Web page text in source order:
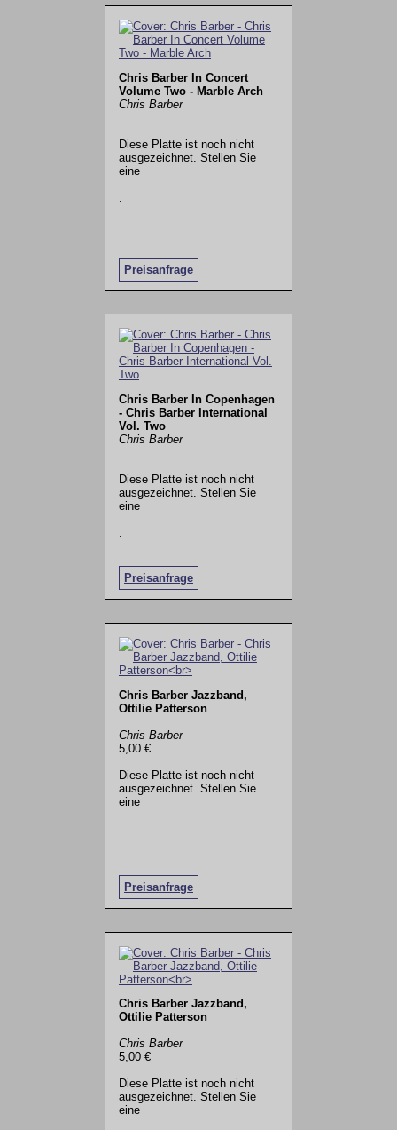
Chris Barber In Concert
Volume Two - Marble Arch
Chris Barber
Diese Platte ist noch nicht
ausgezeichnet. Stellen Sie
eine
Preisanfrage
Chris Barber In Copenhagen
- Chris Barber International
Vol. Two
Chris Barber
Diese Platte ist noch nicht
ausgezeichnet. Stellen Sie
eine
Preisanfrage
.
Chris Barber Jazzband,
Ottilie Patterson
Chris Barber
5,00 €
Diese Platte ist noch nicht
ausgezeichnet. Stellen Sie
eine
Preisanfrage
Chris Barber Jazzband,
Ottilie Patterson
Chris Barber
5,00 €
Diese Platte ist noch nicht
ausgezeichnet. Stellen Sie
eine